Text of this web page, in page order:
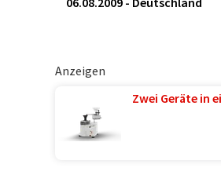
Anzeigen
Zwei Geräte in